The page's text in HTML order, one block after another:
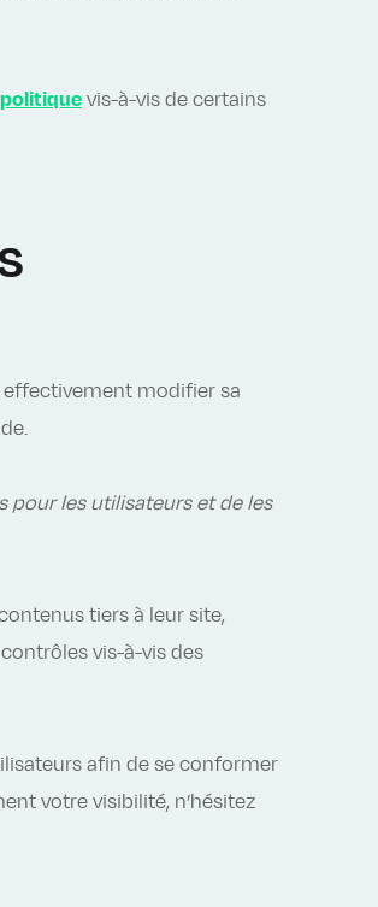
politique vis-à-vis de certains
effectivement modifier sa
pour les utilisateurs et de les
tiers à leur site,
vis-à-vis des
afin de se conformer
votre visibilité, n’hésitez